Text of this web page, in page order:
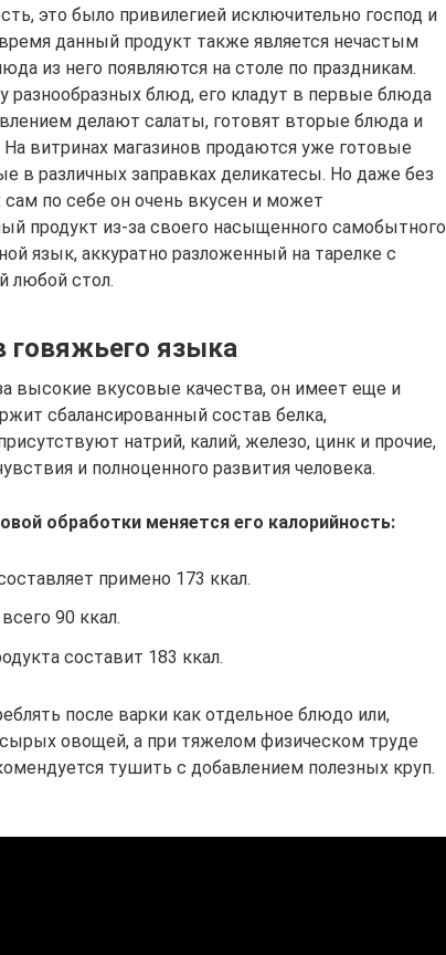
это было привилегией исключительно господ и
данный продукт также является нечастым
из него появляются на столе по праздникам.
разнообразных блюд, его кладут в первые блюда
делают салаты, готовят вторые блюда и
витринах магазинов продаются уже готовые
в различных заправках деликатесы. Но даже без
по себе он очень вкусен и может
продукт из-за своего насыщенного самобытного
язык, аккуратно разложенный на тарелке с
любой стол.
говяжьего языка
высокие вкусовые качества, он имеет еще и
сбалансированный состав белка,
натрий, калий, железо, цинк и прочие,
и полноценного развития человека.
обработки меняется его калорийность:
примено 173 ккал.
90 ккал.
составит 183 ккал.
после варки как отдельное блюдо или,
овощей, а при тяжелом физическом труде
тушить с добавлением полезных круп.